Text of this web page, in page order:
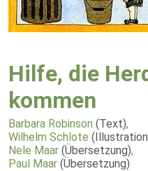
Hilfe, die
kommen
Barbara Robinson (Text),
Wilhelm Schlote
Nele Maar (Übersetzung),
Paul Maar (Übersetzung)